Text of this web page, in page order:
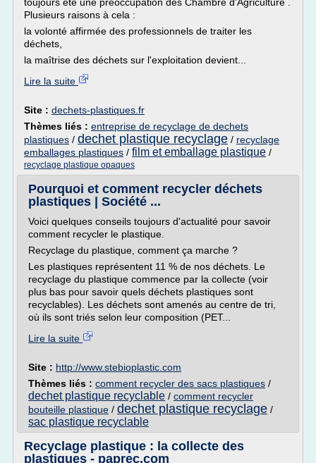
Plusieurs raisons à cela :
la volonté affirmée des professionnels de traiter les
déchets,
la maîtrise des déchets sur l'exploitation devient...
Lire la suite
Site : dechets-plastiques.fr
Thèmes liés : entreprise de recyclage de dechets
plastiques / dechet plastique recyclage / recyclage
emballages plastiques / film et emballage plastique /
recyclage plastique opaques
Pourquoi et comment recycler déchets
plastiques | Société ...
Voici quelques conseils toujours d'actualité pour savoir
comment recycler le plastique.
Recyclage du plastique, comment ça marche ?
Les plastiques représentent 11 % de nos déchets. Le
recyclage du plastique commence par la collecte (voir
plus bas pour savoir quels déchets plastiques sont
recyclables). Les déchets sont amenés au centre de tri,
où ils sont triés selon leur composition (PET...
Lire la suite
Site : http://www.stebioplastic.com
Thèmes liés : comment recycler des sacs plastiques /
dechet plastique recyclable / comment recycler
bouteille plastique / dechet plastique recyclage /
sac plastique recyclable
Recyclage plastique : la collecte des
plastiques - paprec.com